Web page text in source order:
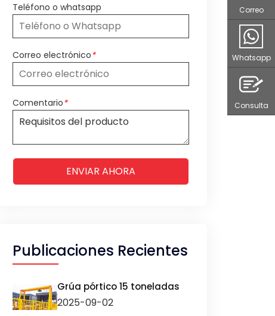
Teléfono o whatsapp
Correo electrónico*
Comentario*
ENVIAR AHORA
Publicaciones Recientes
Grúa pórtico 15 toneladas
2025-09-02
Correo
Whatsapp
Consulta